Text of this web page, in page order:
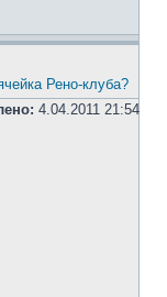
Рено-клуба?
4.04.2011 21:54